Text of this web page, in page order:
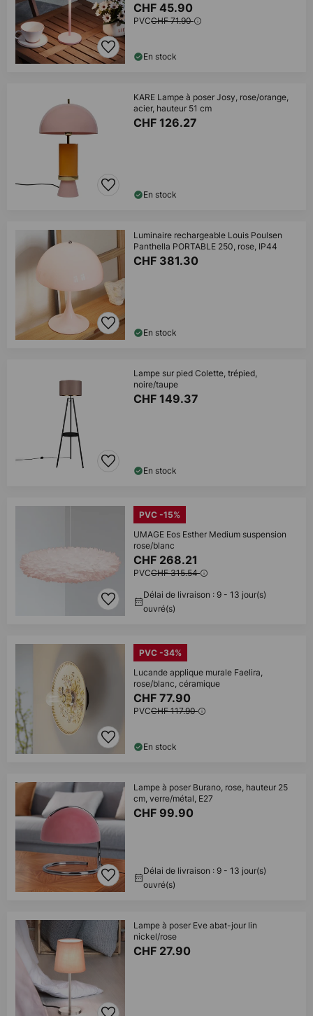
CHF 45.90
PVCCHF 71.90
En stock
KARE Lampe à poser Josy, rose/orange,
acier, hauteur 51 cm
CHF 126.27
En stock
Luminaire rechargeable Louis Poulsen
Panthella PORTABLE 250, rose, IP44
CHF 381.30
En stock
Lampe sur pied Colette, trépied,
noire/taupe
CHF 149.37
En stock
PVC -15%
UMAGE Eos Esther Medium suspension
rose/blanc
CHF 268.21
PVCCHF 315.54
Délai de livraison : 9 - 13 jour(s)
ouvré(s)
PVC -34%
Lucande applique murale Faelira,
rose/blanc, céramique
CHF 77.90
PVCCHF 117.90
En stock
Lampe à poser Burano, rose, hauteur 25
cm, verre/métal, E27
CHF 99.90
Délai de livraison : 9 - 13 jour(s)
ouvré(s)
Lampe à poser Eve abat-jour lin
nickel/rose
CHF 27.90